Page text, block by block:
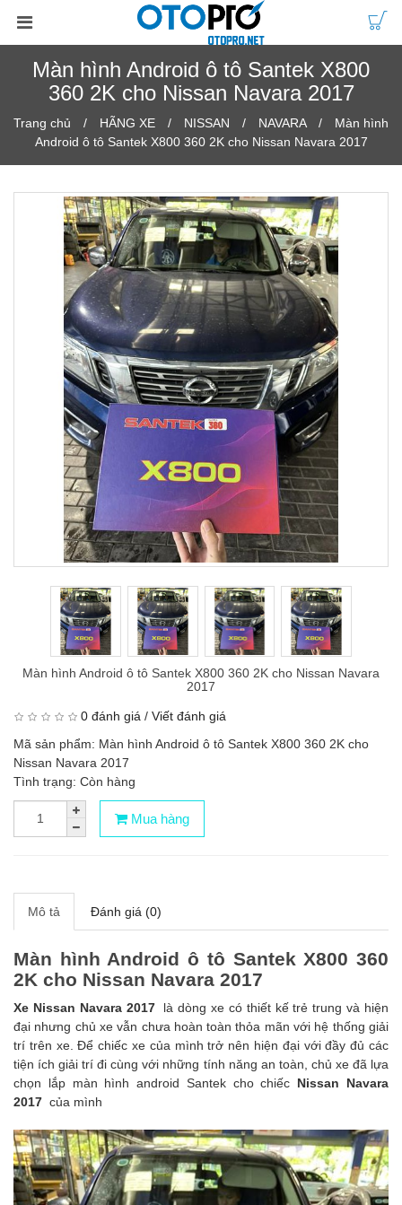
Màn hình Android ô tô Santek X800
360 2K cho Nissan Navara 2017
Trang chủ HÃNG XE NISSAN NAVARA
Màn hình
Android ô tô Santek X800 360 2K cho Nissan Navara 2017
Màn hình Android ô tô Santek X800 360 2K cho Nissan Navara
2017
0 đánh giá / Viết đánh giá
Mã sản phẩm: Màn hình Android ô tô Santek X800 360 2K cho
Nissan Navara 2017
Tình trạng: Còn hàng
Mua hàng
Mô tả Đánh giá (0)
Màn hình Android ô tô Santek X800 360
2K cho Nissan Navara 2017
Xe Nissan Navara 2017
là dòng xe có thiết kế trẻ trung và hiện
đại nhưng chủ xe vẫn chưa hoàn toàn thỏa mãn với hệ thống giải
trí trên xe. Để chiếc xe của mình trở nên hiện đại với đầy đủ các
tiện ích giải trí đi cùng với những tính năng an toàn, chủ xe đã lựa
chọn lắp màn hình android Santek cho chiếc Nissan Navara
2017 của mình